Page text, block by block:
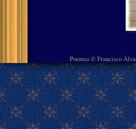
Poemas © Francisco